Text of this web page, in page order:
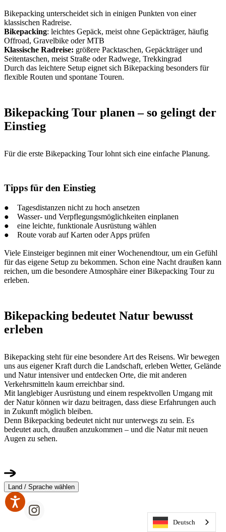
Bikepacking unterscheidet sich in einigen Punkten von einer
klassischen Radreise.
Bikepacking: leichtes Gepäck, meist ohne Gepäckträger, häufig
Offroad, Gravelbike oder MTB
Klassische Radreise: größere Packtaschen, Gepäckträger und
Seitentaschen, meist Straße oder Radwege, Trekkingrad
Durch das leichtere Setup eignet sich Bikepacking besonders für
flexible Routen und spontane Touren.
Bikepacking Tour planen – so gelingt der
Einstieg
Für die erste Bikepacking Tour lohnt sich eine einfache Planung.
Tipps für den Einstieg
● Tagesdistanzen nicht zu hoch ansetzen
● Wasser- und Verpflegungsmöglichkeiten einplanen
● eine leichte, funktionale Ausrüstung wählen
● Route vorab auf Karten oder Apps prüfen
Viele Einsteiger beginnen mit einer Wochenendtour, um ein Gefühl
für das eigene Setup zu bekommen. Schon eine Nacht draußen kann
reichen, um die besondere Atmosphäre einer Bikepacking Tour zu
erleben.
Bikepacking bedeutet Natur bewusst
erleben
Bikepacking steht für eine besondere Art des Reisens. Wir bewegen
uns aus eigener Kraft durch die Landschaft, erleben Wetter, Gelände
und Natur intensiver und entdecken Orte, die mit anderen
Verkehrsmitteln kaum erreichbar sind.
Mit langlebiger Ausrüstung und einem respektvollen Umgang mit
der Natur können wir dazu beitragen, dass diese Erfahrungen auch
in Zukunft möglich bleiben.
Denn Bikepacking bedeutet nicht nur unterwegs zu sein. Es
bedeutet auch, draußen anzukommen – und die Natur mit neuen
Augen zu sehen.
Land / Sprache wählen
Deutsch